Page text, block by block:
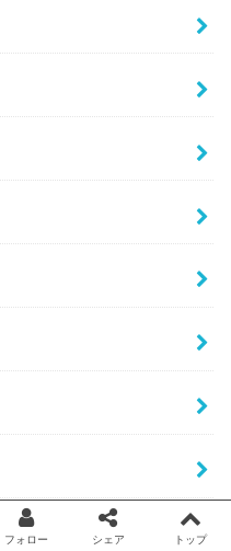
フォロー シェア トップ
facebook